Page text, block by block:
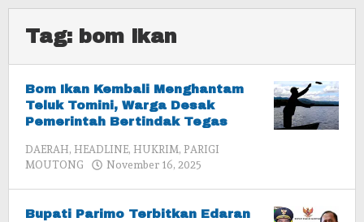
Tag: bom ikan
Bom Ikan Kembali Menghantam
Teluk Tomini, Warga Desak
Pemerintah Bertindak Tegas
DAERAH, HEADLINE, HUKRIM, PARIGI
MOUTONG
November 16, 2025
Bupati Parimo Terbitkan Edaran